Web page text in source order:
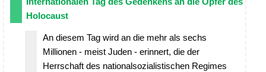
Holocaust
An diesem Tag wird an die mehr als sechs
Millionen - meist Juden - erinnert, die der
Herrschaft des nationalsozialistischen Regimes